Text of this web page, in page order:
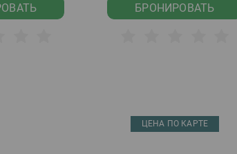
БРОНИРОВАТЬ
ЦЕНА ПО КАРТЕ